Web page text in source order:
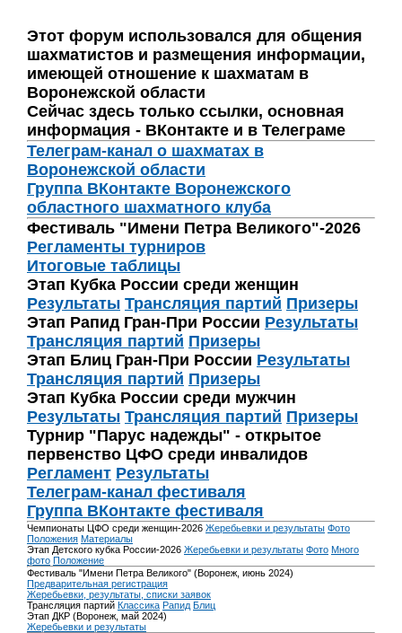
Этот форум использовался для общения
шахматистов и размещения информации,
имеющей отношение к шахматам в
Воронежской области
Сейчас здесь только ссылки, основная
информация - ВКонтакте и в Телеграме
Телеграм-канал о шахматах в
Воронежской области
Группа ВКонтакте Воронежского
областного шахматного клуба
Фестиваль "Имени Петра Великого"-2026
Регламенты турниров
Итоговые таблицы
Этап Кубка России среди женщин
Результаты Трансляция партий Призеры
Этап Рапид Гран-При России Результаты
Трансляция партий Призеры
Этап Блиц Гран-При России Результаты
Трансляция партий Призеры
Этап Кубка России среди мужчин
Результаты Трансляция партий Призеры
Турнир "Парус надежды" - открытое
первенство ЦФО среди инвалидов
Регламент Результаты
Телеграм-канал фестиваля
Группа ВКонтакте фестиваля
Чемпионаты ЦФО среди женщин-2026 Жеребьевки и результаты Фото
Положения Материалы
Этап Детского кубка России-2026 Жеребьевки и результаты Фото Много
фото Положение
Фестиваль "Имени Петра Великого" (Воронеж, июнь 2024)
Предварительная регистрация
Жеребьевки, результаты, списки заявок
Трансляция партий Классика Рапид Блиц
Этап ДКР (Воронеж, май 2024)
Жеребьевки и результаты